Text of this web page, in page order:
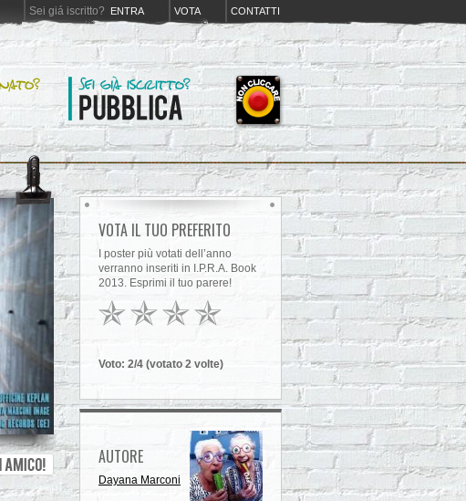
Sei giá iscritto? ENTRA VOTA CONTATTI
VOTA IL TUO PREFERITO
I poster più votati dell’anno
verranno inseriti in I.P.R.A. Book
2013. Esprimi il tuo parere!
Voto: 2/4 (votato 2 volte)
AUTORE
Dayana Marconi